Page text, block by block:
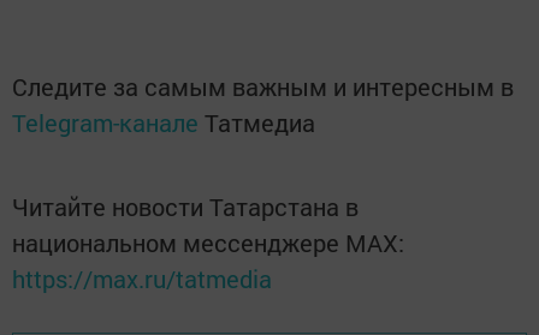
Следите за самым важным и интересным в
Telegram-канале Татмедиа
Читайте новости Татарстана в
национальном мессенджере MАХ:
https://max.ru/tatmedia